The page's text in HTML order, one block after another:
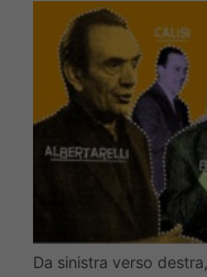
Da sinistra verso